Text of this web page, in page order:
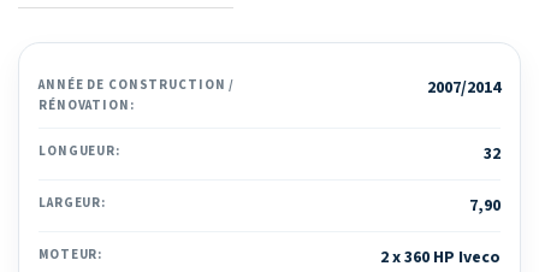
ANNÉE DE CONSTRUCTION /
RÉNOVATION:
2007/2014
LONGUEUR: 32
LARGEUR: 7,90
MOTEUR: 2 x 360 HP Iveco